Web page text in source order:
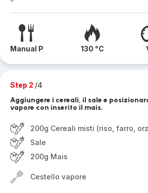
Manual P 130 °C
Step 2 /4
Aggiungere i cereali, il sale e
vapore con inserito il mais.
200g Cereali misti (riso, farro,
Sale
200g Mais
Cestello vapore